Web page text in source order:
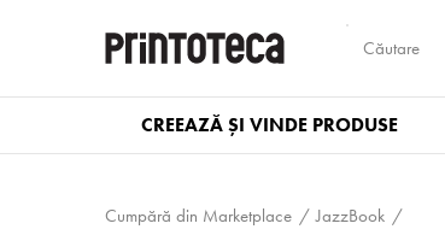
CREEAZĂ ȘI VINDE PRODUSE
Cumpără din Marketplace JazzBook